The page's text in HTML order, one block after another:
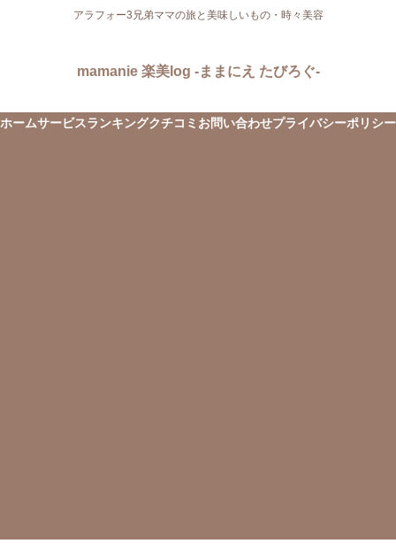
アラフォー3兄弟ママの旅と美味しいもの・時々美容
mamanie 楽美log -ままにえ たびろぐ-
ホームサービスランキングクチコミ お問い合わせプライバシーポリシー